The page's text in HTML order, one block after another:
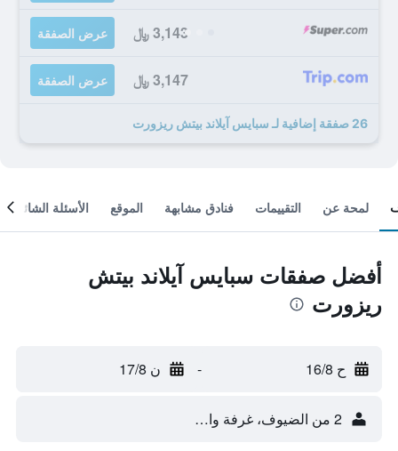
3,143 ﷼ عرض الصفقة
3,147 ﷼ عرض الصفقة
26 صفقة إضافية لـ سبايس آيلاند بيتش ريزورت
لمحة عن التقييمات فنادق مشابهة الموقع الأسئلة الشائعة
أفضل صفقات سبايس آيلاند بيتش
ريزورت
ح 16/8 - ن 17/8
2 من الضيوف، غرفة واحدة